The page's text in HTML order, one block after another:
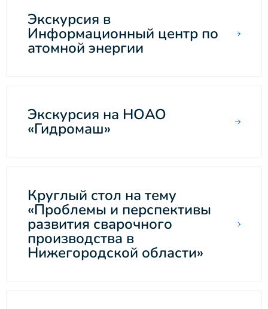
Экскурсия в
Информационный центр по
атомной энергии
Экскурсия на НОАО
«Гидромаш»
Круглый стол на тему
«Проблемы и перспективы
развития сварочного
производства в
Нижегородской области»